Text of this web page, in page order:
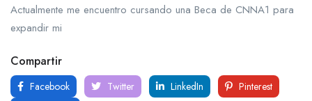
Actualmente me encuentro cursando una Beca de CNNA1 para
expandir mi
Compartir
Facebook Twitter LinkedIn
Pinterest